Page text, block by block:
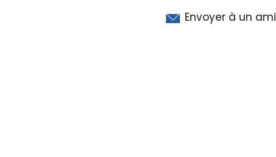
Envoyer à un ami